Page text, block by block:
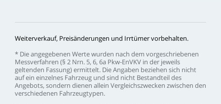
Weiterverkauf, Preisänderungen und Irrtümervorbehalten.
* Dieangegebenen Wertewurden nach dem vorgeschriebenen
Messverfahren (§ 2 Nrn. 5, 6, 6a Pkw-EnVKV in der jeweils
geltenden Fassung)ermittelt. DieAngaben beziehen sich nicht
aufein einzelnes Fahrzeug und sind nicht Bestandteildes
Angebots, sondern dienen allein Vergleichszwecken zwischen den
verschiedenen Fahrzeugtypen.